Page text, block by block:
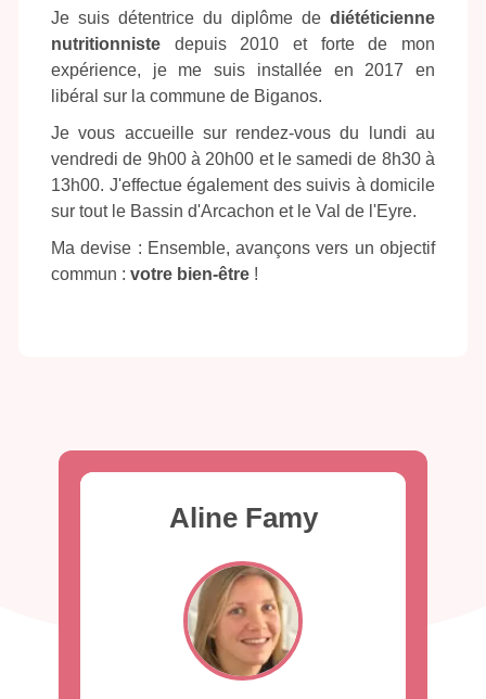
Je suis détentrice du diplôme de diététicienne
nutritionniste depuis 2010 et forte de mon
expérience, je me suis installée en 2017 en
libéral sur la commune de Biganos.
Je vous accueille sur rendez-vous du lundi au
vendredi de 9h00 à 20h00 et le samedi de 8h30 à
13h00. J'effectue également des suivis à domicile
sur tout le Bassin d'Arcachon et le Val de l'Eyre.
Ma devise : Ensemble, avançons vers un objectif
commun : votre bien-être !
Aline Famy